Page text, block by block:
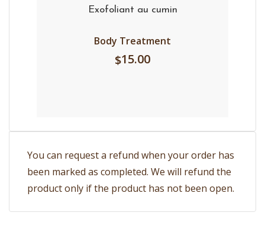
Exofoliant au cumin
Body Treatment
$15.00
You can request a refund when your order has
been marked as completed. We will refund the
product only if the product has not been open.